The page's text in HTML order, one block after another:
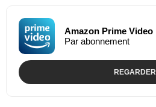
Amazon Prime Video
Par abonnement
REGARDER